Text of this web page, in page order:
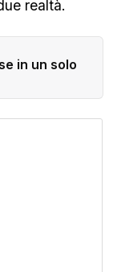
realtà.
in un solo